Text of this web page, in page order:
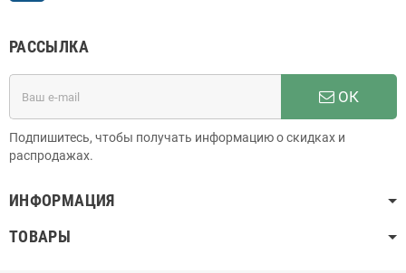
РАССЫЛКА
ОК
Подпишитесь, чтобы получать информацию о скидках и
распродажах.
ИНФОРМАЦИЯ
ТОВАРЫ